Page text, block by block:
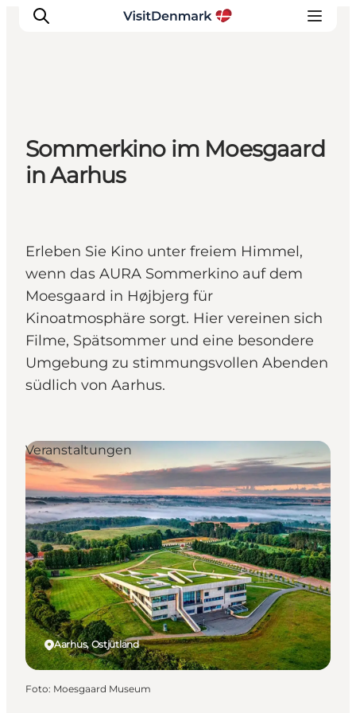
Inspiration
Regionen
Erlebnisse
Sommerkino im Moesgaard
in Aarhus
Erleben Sie Kino unter freiem Himmel,
wenn das AURA Sommerkino auf dem
Moesgaard in Højbjerg für
Kinoatmosphäre sorgt. Hier vereinen sich
Filme, Spätsommer und eine besondere
Umgebung zu stimmungsvollen Abenden
südlich von Aarhus.
Aarhus, Ostjütland
Veranstaltungen
Foto: Moesgaard Museum